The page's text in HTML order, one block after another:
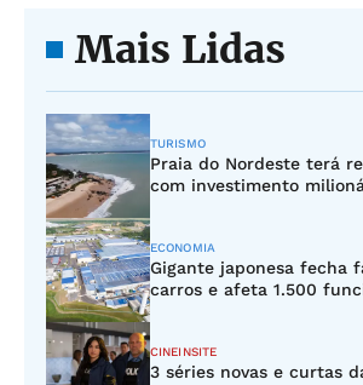
Mais Lidas
TURISMO
Praia do Nordeste terá
com investimento
ECONOMIA
Gigante japonesa fecha
carros e afeta 1.500
CINEINSITE
3 séries novas e curtas